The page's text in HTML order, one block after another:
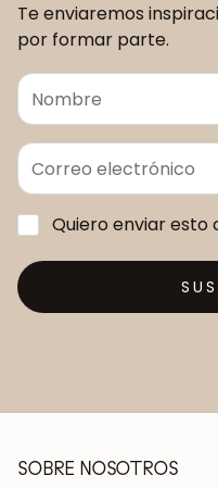
Te enviaremos
por formar parte.
Quiero enviar esto
SOBRE NOSOTROS